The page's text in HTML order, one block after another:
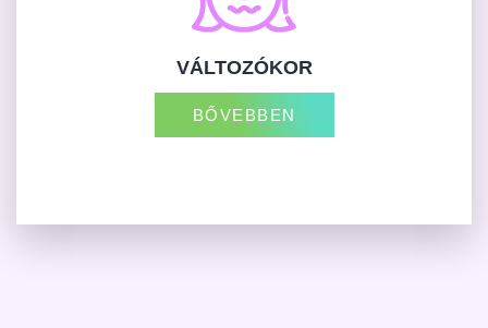
VÁLTOZÓKOR
BŐVEBBEN